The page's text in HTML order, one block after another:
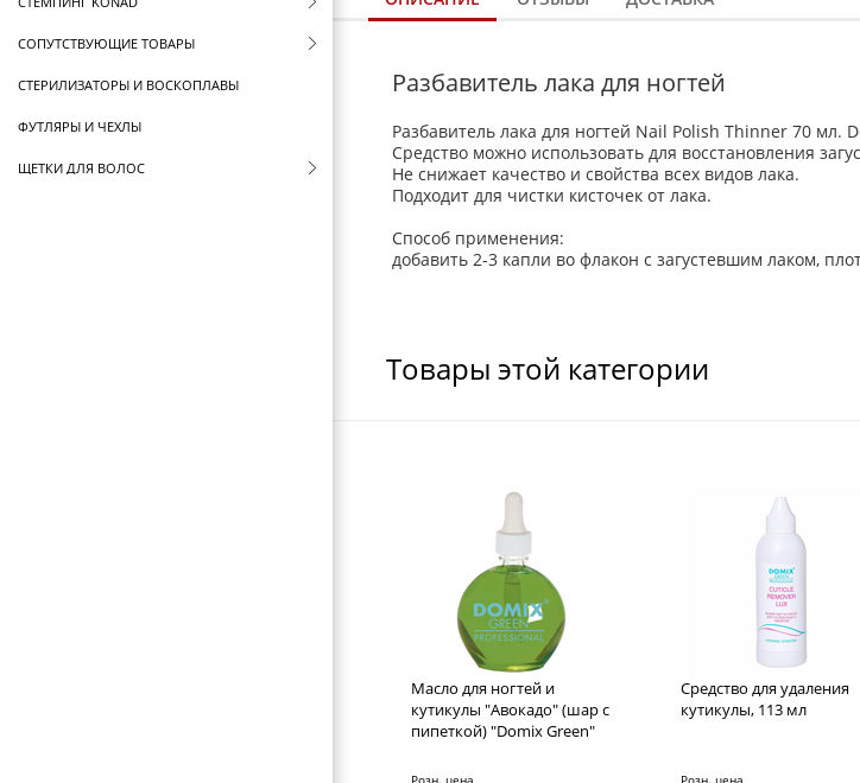
СОПУТСТВУЮЩИЕ ТОВАРЫ
СТЕРИЛИЗАТОРЫ И ВОСКОПЛАВЫ
ФУТЛЯРЫ И ЧЕХЛЫ
ЩЕТКИ ДЛЯ ВОЛОС
Разбавитель лака для ногтей
Разбавитель лака для ногтей Nail Polish Thinner 70 мл.
Средство можно использовать для восстановления
Не снижает качество и свойства всех видов лака.
Подходит для чистки кисточек от лака.
Способ применения:
добавить 2-3 капли во флакон с загустевшим лаком,
Товары этой категории
Масло для ногтей и
кутикулы "Авокадо" (шар с
пипеткой) "Domix Green"
Розн. цена
Средство для удаления
кутикулы, 113 мл
Розн. цена